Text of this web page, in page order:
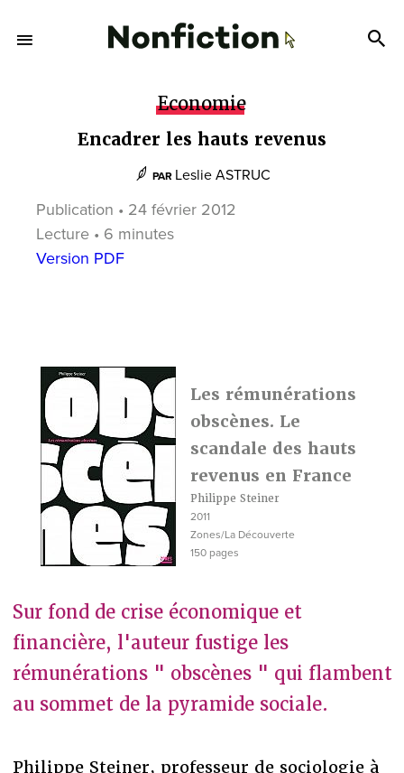
Economie
Encadrer les hauts revenus
PAR Leslie ASTRUC
Publication • 24 février 2012
Lecture • 6 minutes
Version PDF
Les rémunérations
obscènes. Le
scandale des hauts
revenus en France
Philippe Steiner
2011
Zones/La Découverte
150 pages
Sur fond de crise économique et
financière, l'auteur fustige les
rémunérations " obscènes " qui flambent
au sommet de la pyramide sociale.
Philippe Steiner, professeur de sociologie à